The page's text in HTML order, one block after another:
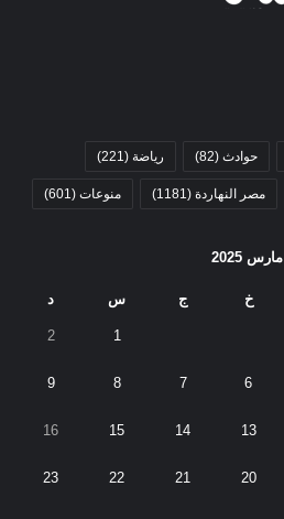
حوادث (82) رياضة (221)
مصر النهاردة (1181) منوعات (601)
مارس 2025
خ ج س د
1
2
6
7
8
9
13
14
15
16
20
21
22
23